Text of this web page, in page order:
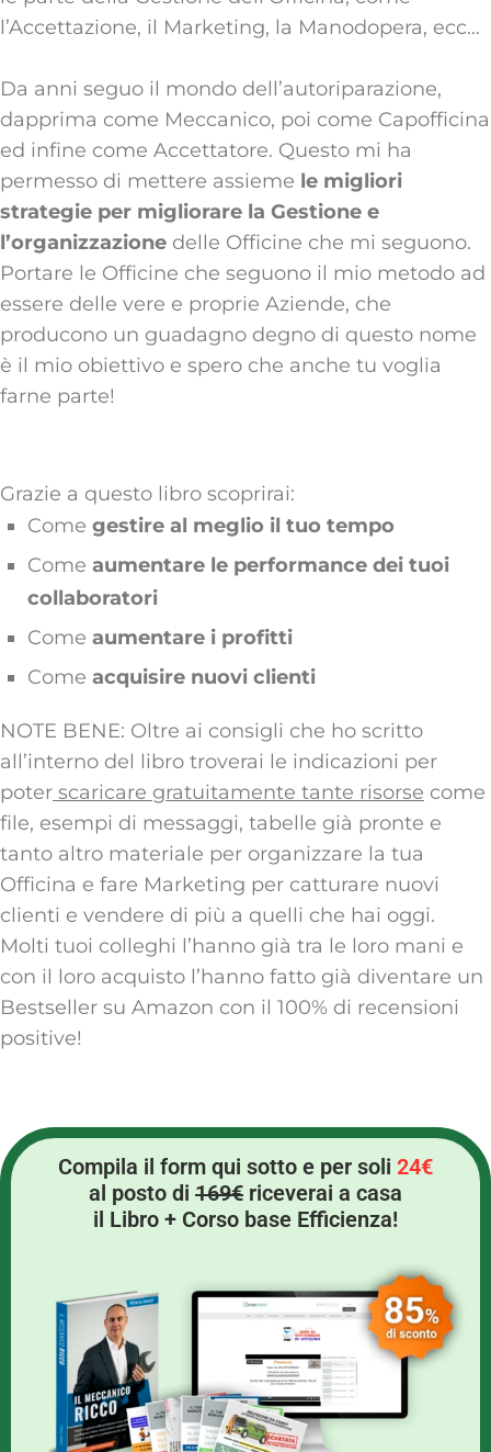
l’Accettazione, il Marketing, la Manodopera, ecc…
Da anni seguo il mondo dell’autoriparazione,
dapprima come Meccanico, poi come Capofficina
ed infine come Accettatore. Questo mi ha
permesso di mettere assieme le migliori
strategie per migliorare la Gestione e
l’organizzazione delle Officine che mi seguono.
Portare le Officine che seguono il mio metodo ad
essere delle vere e proprie Aziende, che
producono un guadagno degno di questo nome
è il mio obiettivo e spero che anche tu voglia
farne parte!
Grazie a questo libro scoprirai:
Come gestire al meglio il tuo tempo
Come aumentare le performance dei tuoi
collaboratori
Come aumentare i profitti
Come acquisire nuovi clienti
NOTE BENE: Oltre ai consigli che ho scritto
all’interno del libro troverai le indicazioni per
poter scaricare gratuitamente tante risorse come
file, esempi di messaggi, tabelle già pronte e
tanto altro materiale per organizzare la tua
Officina e fare Marketing per catturare nuovi
clienti e vendere di più a quelli che hai oggi.
Molti tuoi colleghi l’hanno già tra le loro mani e
con il loro acquisto l’hanno fatto già diventare un
Bestseller su Amazon con il 100% di recensioni
positive!
Compila il form qui sotto e per soli 24€
al posto di 169€ riceverai a casa
il Libro + Corso base Efficienza!